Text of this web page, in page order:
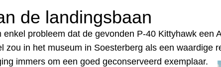
de landingsbaan
probleem dat de gevonden P-40 Kittyhawk een
zou in het museum in Soesterberg als een waardige
immers om een goed geconserveerd exemplaar.